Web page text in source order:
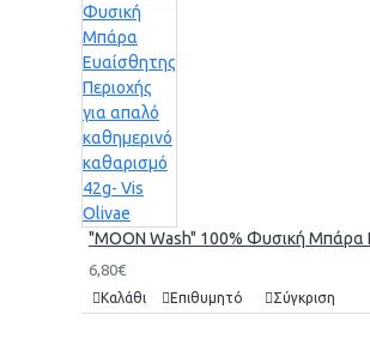
"MOON Wash" 100% Φυσική Μπάρα
6,80€
Καλάθι Επιθυμητό Σύγκριση